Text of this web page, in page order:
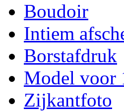
Boudoir
Intiem
Borstafdruk
Model voor
Zijkantfoto